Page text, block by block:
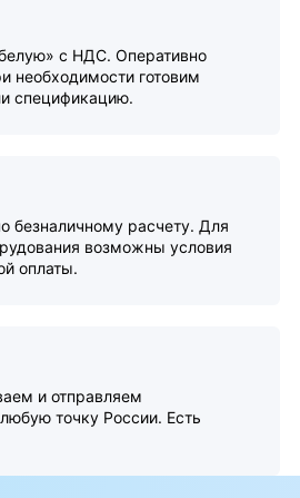
с НДС. Оперативно
необходимости готовим
спецификацию.
безналичному расчету. Для
возможны условия
оплаты.
и отправляем
точку России. Есть